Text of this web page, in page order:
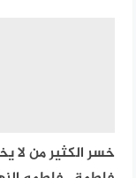
خسر الكثير من لا